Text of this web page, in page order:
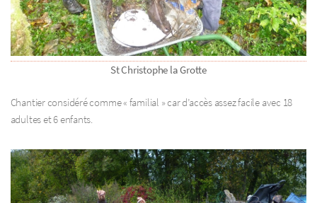
St Christophe la Grotte
Chantier considéré comme « familial » car d’accès assez facile avec 18
adultes et 6 enfants.